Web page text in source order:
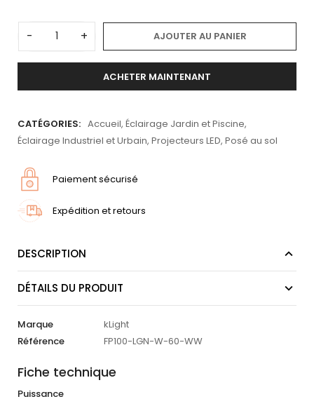
- + AJOUTER AU PANIER
ACHETER MAINTENANT
CATÉGORIES: Accueil, Éclairage Jardin et Piscine,
Éclairage Industriel et Urbain, Projecteurs LED, Posé au sol
Paiement sécurisé
Expédition et retours
DESCRIPTION
DÉTAILS DU PRODUIT
Marque
kLight
Référence
FP100-LGN-W-60-WW
Fiche technique
Puissance